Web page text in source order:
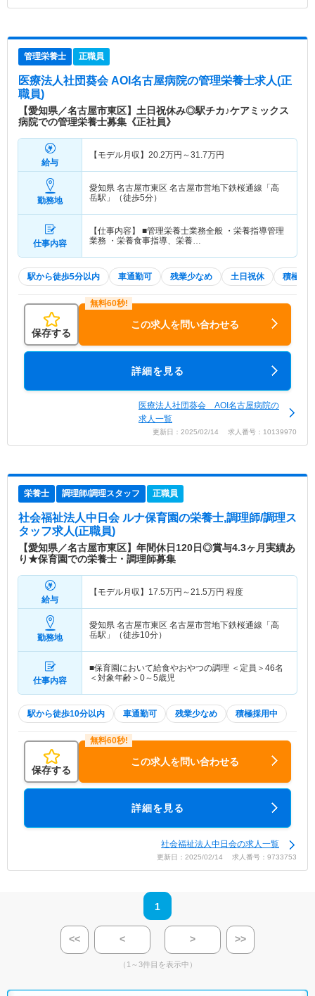
管理栄養士 正職員
医療法人社団葵会 AOI名古屋病院の管理栄養士求人(正
職員)
【愛知県／名古屋市東区】土日祝休み◎駅チカ♪ケアミックス
病院での管理栄養士募集《正社員》
給与
【モデル月収】 20.2万円～31.7万円
勤務地
愛知県 名古屋市東区 名古屋市営地下鉄桜通線「高
岳駅」（徒歩5分）
仕事内容
【仕事内容】 ■管理栄養士業務全般 ・栄養指導管理
業務 ・栄養食事指導、栄養…
駅から徒歩5分以内 車通勤可 残業少なめ 土日祝休 積極採
保存する
この求人を問い合わせる
詳細を見る
医療法人社団葵会 AOI名古屋病院の
求人一覧
更新日：2025/02/14 求人番号：10139970
栄養士 調理師/調理スタッフ 正職員
社会福祉法人中日会 ルナ保育園の栄養士,調理師/調理ス
タッフ求人(正職員)
【愛知県／名古屋市東区】年間休日120日◎賞与4.3ヶ月実績あ
り★保育園での栄養士・調理師募集
給与
【モデル月収】 17.5万円～21.5万円 程度
勤務地
愛知県 名古屋市東区 名古屋市営地下鉄桜通線「高
岳駅」（徒歩10分）
仕事内容
■保育園において給食やおやつの調理 ＜定員＞46名
＜対象年齢＞0～5歳児
駅から徒歩10分以内 車通勤可 残業少なめ 積極採用中
保存する
この求人を問い合わせる
詳細を見る
社会福祉法人中日会の求人一覧
更新日：2025/02/14 求人番号：9733753
1
<< < > >>
（1～3件目を表示中）